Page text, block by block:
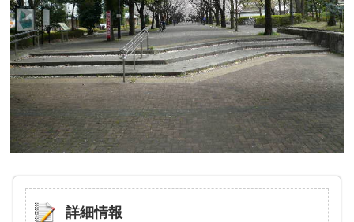
詳細情報